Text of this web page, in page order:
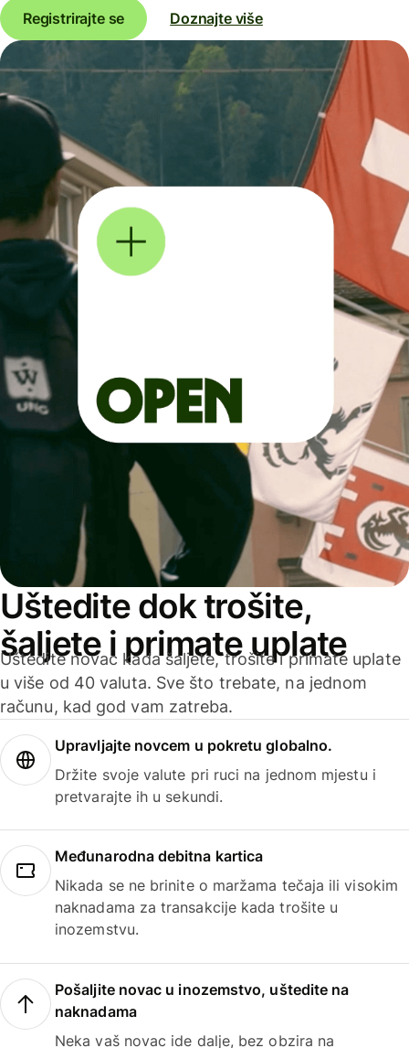
Registrirajte se
Doznajte više
Uštedite dok trošite,
šaljete i primate uplate
Uštedite novac kada šaljete, trošite i primate uplate
u više od 40 valuta. Sve što trebate, na jednom
računu, kad god vam zatreba.
Upravljajte novcem u pokretu globalno.
Držite svoje valute pri ruci na jednom mjestu i
pretvarajte ih u sekundi.
Međunarodna debitna kartica
Nikada se ne brinite o maržama tečaja ili visokim
naknadama za transakcije kada trošite u
inozemstvu.
Pošaljite novac u inozemstvo, uštedite na
naknadama
Neka vaš novac ide dalje, bez obzira na